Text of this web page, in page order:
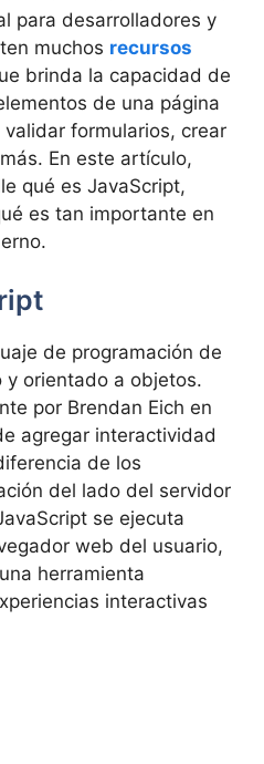
para desarrolladores y
muchos recursos
brinda la capacidad de
de una página
formularios, crear
En este artículo,
qué es JavaScript,
es tan importante en
de programación de
orientado a objetos.
por Brendan Eich en
agregar interactividad
de los
del lado del servidor
se ejecuta
web del usuario,
herramienta
interactivas